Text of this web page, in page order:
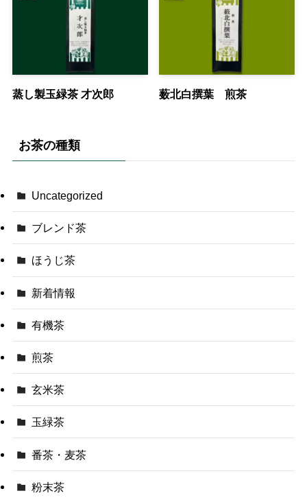
蒸し製玉緑茶 才次郎 薮北白撰葉 煎茶
お茶の種類
Uncategorized
ブレンド茶
ほうじ茶
新着情報
有機茶
煎茶
玄米茶
玉緑茶
番茶・麦茶
粉末茶